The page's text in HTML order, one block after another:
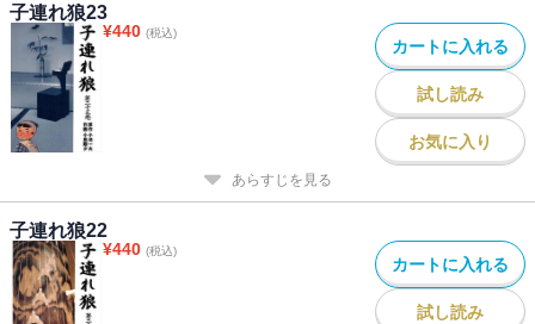
子連れ狼23
¥440 (税込)
カートに入れる
試し読み
お気に入り
あらすじを見る
子連れ狼22
¥440 (税込)
カートに入れる
試し読み